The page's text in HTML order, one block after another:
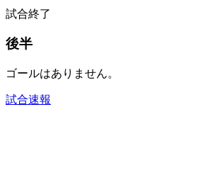
試合終了
後半
ゴールはありません。
試合速報